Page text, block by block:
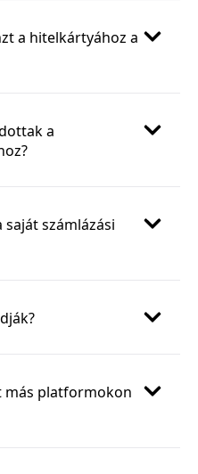
a hitelkártyához a
a
számlázási
más platformokon